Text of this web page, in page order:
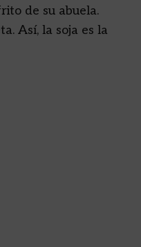
de su abuela.
Así, la soja es la